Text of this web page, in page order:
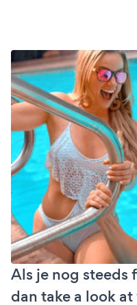
Als je nog
dan take a look